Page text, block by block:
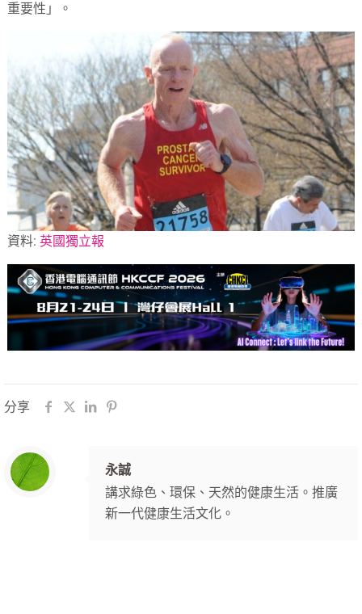
重要性」。
資料:英國獨立報
分享
永誠
講求綠色、環保、天然的健康生活。推廣
新一代健康生活文化。